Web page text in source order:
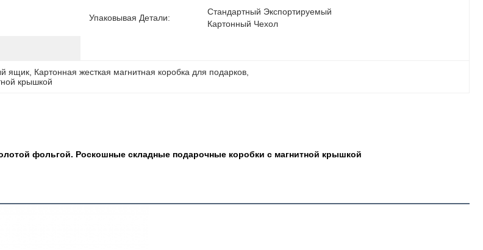
Упаковывая Детали:
Стандартный Экспортируемый
Картонный Чехол
ящик Картонная жесткая магнитная коробка для подарков
крышкой
фольгой. Роскошные складные подарочные коробки с магнитной крышкой